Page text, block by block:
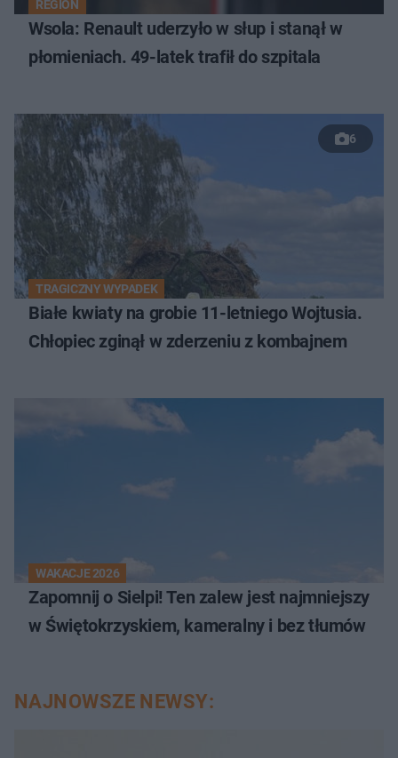
REGION
Wsola: Renault uderzyło w słup i stanął w
płomieniach. 49-latek trafił do szpitala
6
TRAGICZNY WYPADEK
Białe kwiaty na grobie 11-letniego Wojtusia.
Chłopiec zginął w zderzeniu z kombajnem
WAKACJE 2026
Zapomnij o Sielpi! Ten zalew jest najmniejszy
w Świętokrzyskiem, kameralny i bez tłumów
NAJNOWSZE NEWSY: